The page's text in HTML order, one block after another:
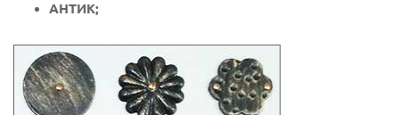
АНТИК;